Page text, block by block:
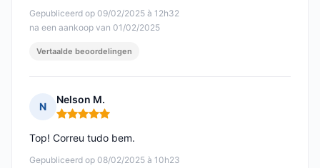
Gepubliceerd op 09/02/2025 à 12h32
na een aankoop van 01/02/2025
Vertaalde beoordelingen
N
Nelson M.
Opmerking: 5 van 5
Gepubliceerd op 08/02/2025 à 10h23
Top! Correu tudo bem.